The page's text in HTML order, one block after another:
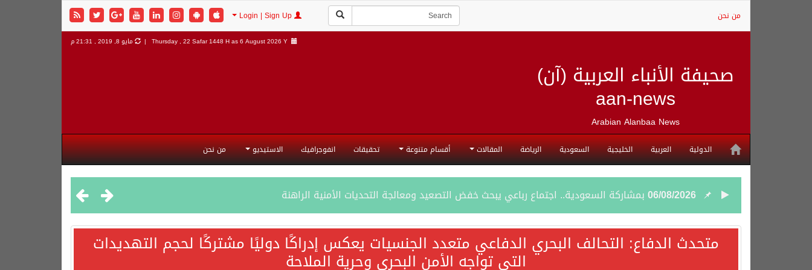
من نحن
صحيفة الأنباء العربية (آن)
aan-news
Arabian Alanbaa News
Thursday , 22 Safar 1448 H as6 August 2026 Y | مايو 8, 2019 , 21:31 م
الدولية العربية الخليجية السعودية الرياضة المقالات أقسام متنوعة تحقيقات انفوجرافيك الاستيديو من نحن
06/08/2026 بمشاركة السعودية.. اجتماع رباعي يبحث خفض التصعيد ومعالجة التحديات الأمنية الراهنة
05/08/2026وزير الخارجية السعودي: جميع إجراءات إسرائيل الأحادية في أراضي فلسطين باطلة
متحدث الدفاع: التحالف البحري الدفاعي متعدد الجنسيات يعكس إدراكًا دوليًا مشتركًا لحجم التهديدات
التي تواجه الأمن البحري وحرية الملاحة